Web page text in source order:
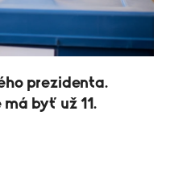
prezidenta.
byť už 11.